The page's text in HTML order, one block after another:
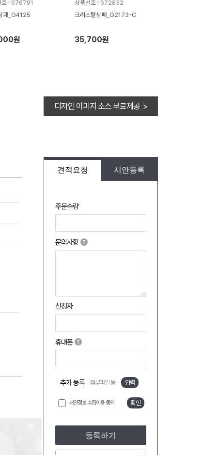
호 : 676791
패_G4125
원
상품번호 : 672832
크리스탈상패_G2173-C
35,700원
디자인 이미지 소스 무료제공 >
견적요청 시안등록
주문수량
문의사항
신청자
휴대폰
추가 등록 첨부파일 등 입력
개인정보 수집이용 동의 확인
등록하기